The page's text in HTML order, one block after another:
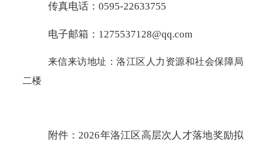
传真电话： 0595-22633755
电子邮箱： 1275537128@qq.com
来信来访地址：洛江区人力资源和社会保障局
二楼
附件：2026年洛江区高层次人才落地奖励拟